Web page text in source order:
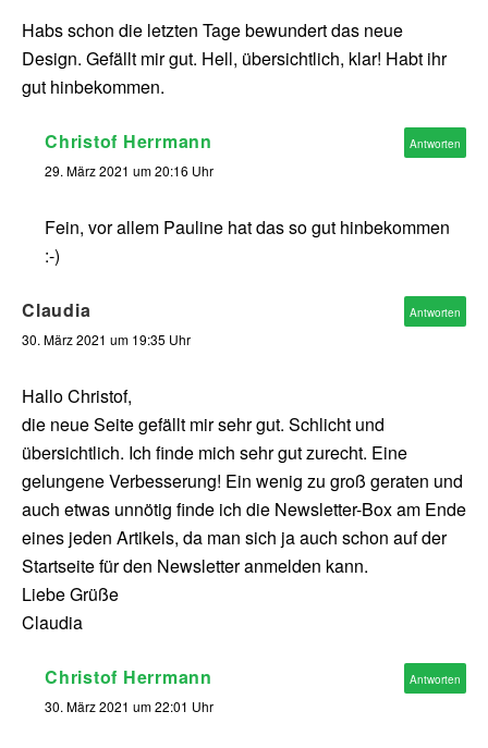
Habs schon die letzten Tage bewundert das neue
Design. Gefällt mir gut. Hell, übersichtlich, klar! Habt ihr
gut hinbekommen.
Christof Herrmann
29. März 2021 um 20:16 Uhr
Fein, vor allem Pauline hat das so gut hinbekommen
:-)
Antworten
Claudia
30. März 2021 um 19:35 Uhr
Hallo Christof,
die neue Seite gefällt mir sehr gut. Schlicht und
übersichtlich. Ich finde mich sehr gut zurecht. Eine
gelungene Verbesserung! Ein wenig zu groß geraten und
auch etwas unnötig finde ich die Newsletter-Box am Ende
eines jeden Artikels, da man sich ja auch schon auf der
Startseite für den Newsletter anmelden kann.
Liebe Grüße
Claudia
Antworten
Christof Herrmann
30. März 2021 um 22:01 Uhr
Antworten